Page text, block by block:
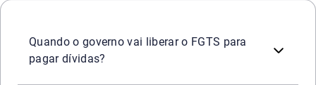
Quando o governo vai liberar o FGTS para
pagar dívidas?